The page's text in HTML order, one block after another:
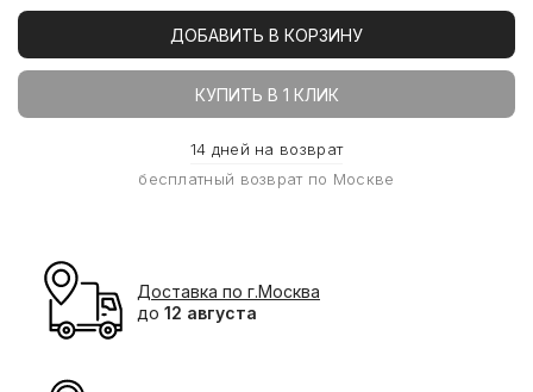
ДОБАВИТЬ В КОРЗИНУ
КУПИТЬ В 1 КЛИК
14 дней на возврат
бесплатный возврат по Москве
Доставка по г.Москва
до 12 августа